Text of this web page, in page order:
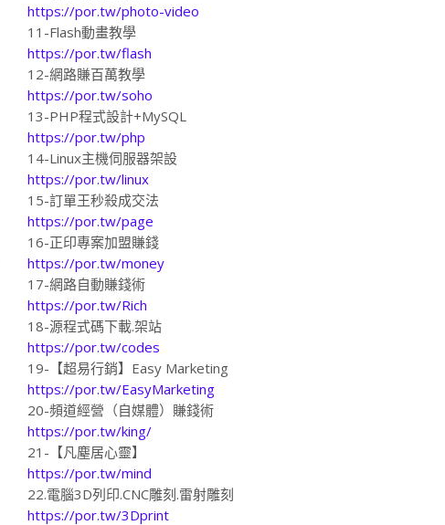
https://por.tw/photo-video
11-Flash動畫教學
https://por.tw/flash
12-網路賺百萬教學
https://por.tw/soho
13-PHP程式設計+MySQL
https://por.tw/php
14-Linux主機伺服器架設
https://por.tw/linux
15-訂單王秒殺成交法
https://por.tw/page
16-正印專案加盟賺錢
https://por.tw/money
17-網路自動賺錢術
https://por.tw/Rich
18-源程式碼下載.架站
https://por.tw/codes
19-【超易行銷】Easy Marketing
https://por.tw/EasyMarketing
20-頻道經營（自媒體）賺錢術
https://por.tw/king/
21-【凡塵居心靈】
https://por.tw/mind
22.電腦3D列印.CNC雕刻.雷射雕刻
https://por.tw/3Dprint